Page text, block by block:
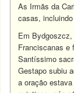
As Irmãs da
casas,
Em
Franciscanas e
Santíssimo
Gestapo subiu
a oração